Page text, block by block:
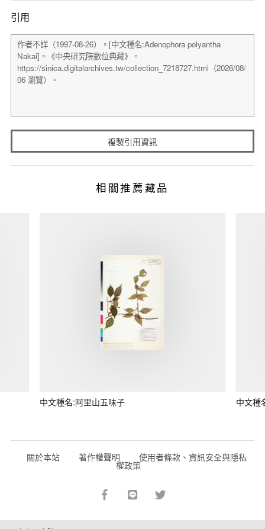
引用
複製引用資訊
相關推薦藏品
中文種名:阿里山五味子 中文種
關於本站 著作權聲明 使用者條款、資訊安全與隱私
權政策